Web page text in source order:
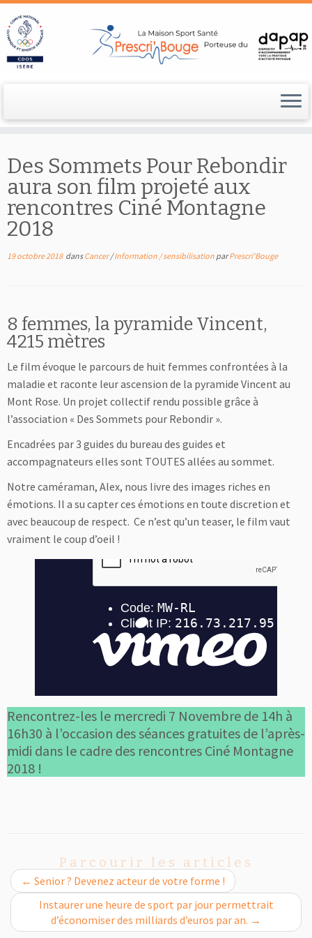
au
contenu
Des Sommets Pour Rebondir
aura son film projeté aux
rencontres Ciné Montagne
2018
19 octobre 2018dansCancer/Information / sensibilisation parPrescri'Bouge
8 femmes, la pyramide Vincent,
4215 mètres
Le film évoque le parcours de huit femmes confrontées à la
maladie et raconte leur ascension de la pyramide Vincent au
Mont Rose. Un projet collectif rendu possible grâce à
l’association « Des Sommets pour Rebondir ».
Encadrées par 3 guides du bureau des guides et
accompagnateurs elles sont TOUTES allées au sommet.
Notre caméraman, Alex, nous livre des images riches en
émotions. Il a su capter ces émotions en toute discretion et
avec beaucoup de respect. Ce n’est qu’un teaser, le film vaut
vraiment le coup d’oeil !
Rencontrez-les le mercredi 7 Novembre de 14h à
16h30 à l’occasion des séances gratuites de l’après-
midi dans le cadre des rencontres Ciné Montagne
2018 !
Parcourir les articles
← Senior ? Devenez acteur de votre forme !
Instaurer une heure de sport par jour permettrait
d’économiser des milliards d’euros par an. →